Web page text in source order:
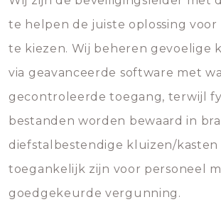
te helpen de juiste oplossing
te kiezen. Wij beheren gevoelige
via geavanceerde software met
gecontroleerde toegang, terwijl
bestanden worden bewaard in
diefstalbestendige kluizen/kasten
toegankelijk zijn voor personeel
goedgekeurde vergunning.